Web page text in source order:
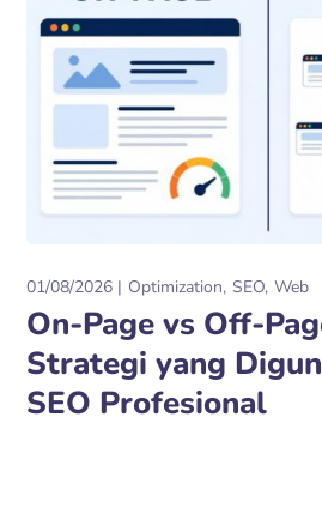
01/08/2026 Optimization SEO Web
On-Page vs Off-
Strategi yang
SEO Profesional